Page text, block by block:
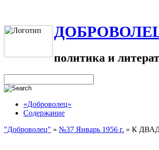
политика и
«Доброволец»
Содержание
"Доброволец" » №37 Январь 1956 г. » К